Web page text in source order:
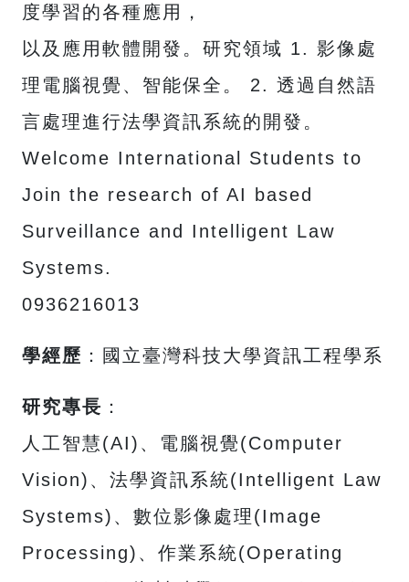
度學習的各種應用，
以及應用軟體開發。研究領域 1. 影像處
理電腦視覺、智能保全。 2. 透過自然語
言處理進行法學資訊系統的開發。
Welcome International Students to
Join the research of AI based
Surveillance and Intelligent Law
Systems.
0936216013
學經歷 ：國立臺灣科技大學資訊工程學系
研究專長 ：
人工智慧(AI)、電腦視覺(Computer
Vision)、法學資訊系統(Intelligent Law
Systems)、數位影像處理(Image
Processing)、作業系統(Operating